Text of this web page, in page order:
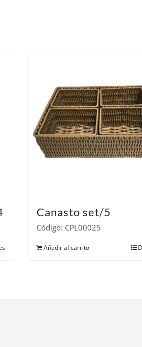
Canasto set/5
Código: CPL00025
Añadir al carrito